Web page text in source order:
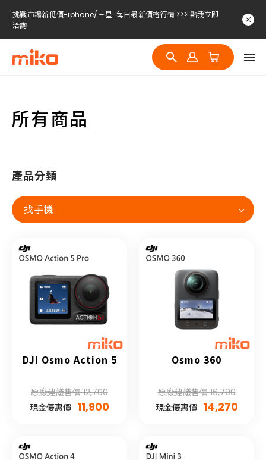
挑戰市場新低價-iphone/三星..每日最新價格行情 >>> 點我立即
洽詢
挑戰市場新低價-iphone/三星..每日最新價格行情 >>> 點我立即
洽詢
挑戰市場新低價-iphone/三星..每日最新價格行情 >>> 點我立即
所有商品
產品分類
找手機
DJI Osmo Action 5
原廠建議售價 12,790
現金優惠價 11,900
Osmo 360
原廠建議售價 16,790
現金優惠價 14,270